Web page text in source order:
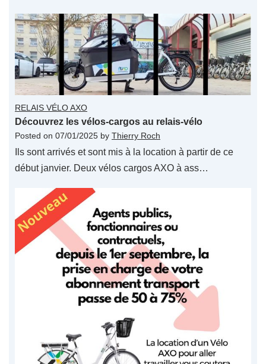
RELAIS VÉLO AXO
Découvrez les vélos-cargos au relais-vélo
Posted on 07/01/2025 by Thierry Roch
Ils sont arrivés et sont mis à la location à partir de ce
début janvier. Deux vélos cargos AXO à ass…